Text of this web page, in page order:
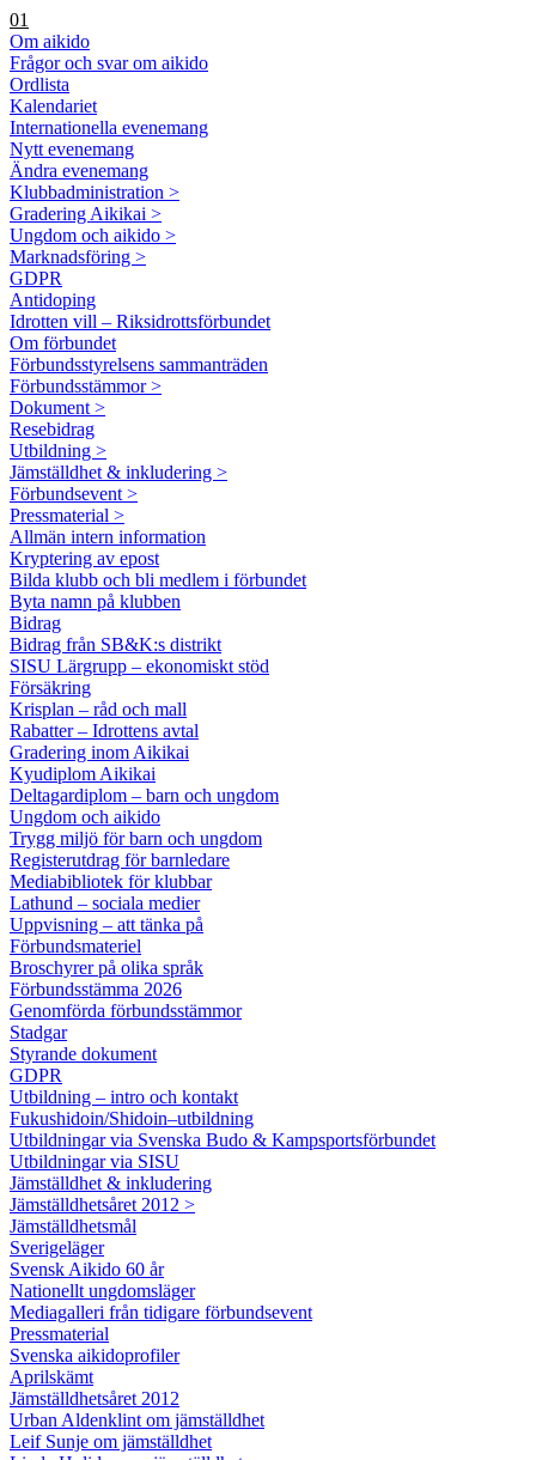
01
Om aikido
Frågor och svar om aikido
Ordlista
Kalendariet
Internationella evenemang
Nytt evenemang
Ändra evenemang
Klubbadministration >
Gradering Aikikai >
Ungdom och aikido >
Marknadsföring >
GDPR
Antidoping
Idrotten vill – Riksidrottsförbundet
Om förbundet
Förbundsstyrelsens sammanträden
Förbundsstämmor >
Dokument >
Resebidrag
Utbildning >
Jämställdhet & inkludering >
Förbundsevent >
Pressmaterial >
Allmän intern information
Kryptering av epost
Bilda klubb och bli medlem i förbundet
Byta namn på klubben
Bidrag
Bidrag från SB&K:s distrikt
SISU Lärgrupp – ekonomiskt stöd
Försäkring
Krisplan – råd och mall
Rabatter – Idrottens avtal
Gradering inom Aikikai
Kyudiplom Aikikai
Deltagardiplom – barn och ungdom
Ungdom och aikido
Trygg miljö för barn och ungdom
Registerutdrag för barnledare
Mediabibliotek för klubbar
Lathund – sociala medier
Uppvisning – att tänka på
Förbundsmateriel
Broschyrer på olika språk
Förbundsstämma 2026
Genomförda förbundsstämmor
Stadgar
Styrande dokument
GDPR
Utbildning – intro och kontakt
Fukushidoin/Shidoin–utbildning
Utbildningar via Svenska Budo & Kampsportsförbundet
Utbildningar via SISU
Jämställdhet & inkludering
Jämställdhetsåret 2012 >
Jämställdhetsmål
Sverigeläger
Svensk Aikido 60 år
Nationellt ungdomsläger
Mediagalleri från tidigare förbundsevent
Pressmaterial
Svenska aikidoprofiler
Aprilskämt
Jämställdhetsåret 2012
Urban Aldenklint om jämställdhet
Leif Sunje om jämställdhet